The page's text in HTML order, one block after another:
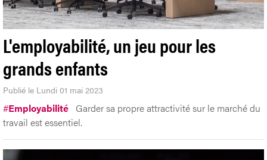
L'employabilité, un jeu pour les
grands enfants
Publié le Lundi 01 mai 2023
#Employabilité Garder sa propre attractivité sur le marché du
travail est essentiel.